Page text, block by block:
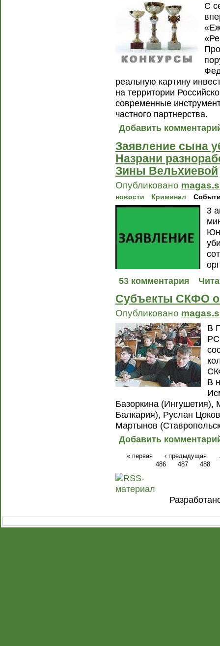
С
реальную картину
на территории
современные
частного партнерства.
Добавить
Заявление сына
Назрани
Зины Вельхиевой
Опубликовано
новости Криминал
3
53 комментария
Субъекты СКФО
Опубликовано
В
В
Базоркина (Ингушетия),
Балкария), Руслан
Мартынов
Добавить
« первая ‹ предыдущая
486
487 488